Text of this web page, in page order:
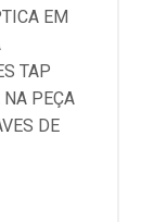
EM
TAP
NA PEÇA
DE